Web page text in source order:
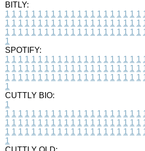
BITLY:
1 1 1 1 1 1 1 1 1 1 1 1 1 1 1 1 1 1 1 1 1
1 1 1 1 1 1 1 1 1 1 1 1 1 1 1 1 1 1 1 1 1
1 1 1 1 1 1 1 1 1 1 1 1 1 1 1 1 1 1 1 1 1
1
SPOTIFY:
1 1 1 1 1 1 1 1 1 1 1 1 1 1 1 1 1 1 1 1 1
1 1 1 1 1 1 1 1 1 1 1 1 1 1 1 1 1 1 1 1 1
1 1 1 1 1 1 1 1 1 1 1 1 1 1 1 1 1 1 1 1 1
1
CUTTLY BIO:
1
1 1 1 1 1 1 1 1 1 1 1 1 1 1 1 1 1 1 1 1 1
1 1 1 1 1 1 1 1 1 1 1 1 1 1 1 1 1 1 1 1 1
1 1 1 1 1 1 1 1 1 1 1 1 1 1 1 1 1 1 1 1 1
1